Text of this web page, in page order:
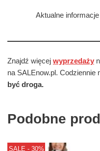
Aktualne
Znajdź więcej wyprzedaży
na SALEnow.pl. Codziennie
być droga.
Podobne
SALE - 30%